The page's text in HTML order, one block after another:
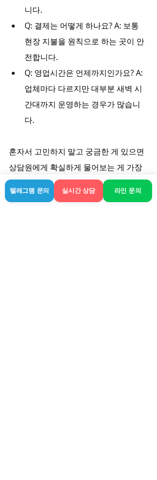
니다.
Q: 결제는 어떻게 하나요? A: 보통
현장 지불을 원칙으로 하는 곳이 안
전합니다.
Q: 영업시간은 언제까지인가요? A:
업체마다 다르지만 대부분 새벽 시
간대까지 운영하는 경우가 많습니
다.
혼자서 고민하지 말고 궁금한 게 있으면
상담원에게 확실하게 물어보는 게 가장
빠릅니다. 어차피 얼굴 보고 서비스받는
건데, 전화 통화 한 번에 분위기 파악 안
텔레그램 문의 실시간 상담 라인 문의